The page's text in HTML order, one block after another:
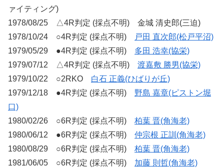
ァイティング)
1978/08/25 △4R判定 (採点不明) 金城 清史郎(三迫)
1978/10/24 ○4R判定 (採点不明)
戸田 直次郎(松戸平沼)
1979/05/29 ●4R判定 (採点不明) 多田 浩幸(協栄)
1979/07/12 △4R判定 (採点不明) 渡嘉敷 勝男(協栄)
1979/10/22 ○2RKO 白石 正義(ひばりが丘)
1979/12/18 ●4R判定 (採点不明) 野島 嘉章(ピストン堀
口)
1980/02/26 ○6R判定 (採点不明) 柏葉 晋(角海老)
1980/06/12 ●6R判定 (採点不明) 仲宗根 正訓(角海老)
1980/08/29 ○6R判定 (採点不明) 柏葉 晋(角海老)
1981/06/05 ○6R判定 (採点不明) 加藤 則哲(角海老)